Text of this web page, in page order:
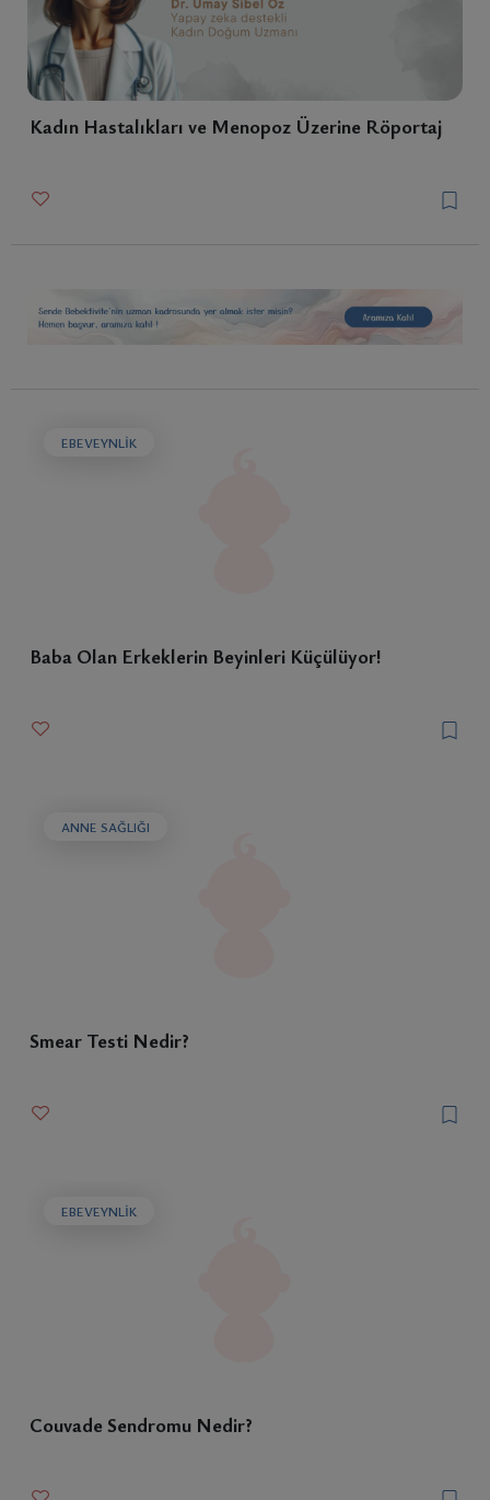
Kadın Hastalıkları ve Menopoz Üzerine Röportaj
EBEVEYNLIK
Baba Olan Erkeklerin Beyinleri Küçülüyor!
ANNE SAĞLIĞI
Smear Testi Nedir?
EBEVEYNLIK
Couvade Sendromu Nedir?